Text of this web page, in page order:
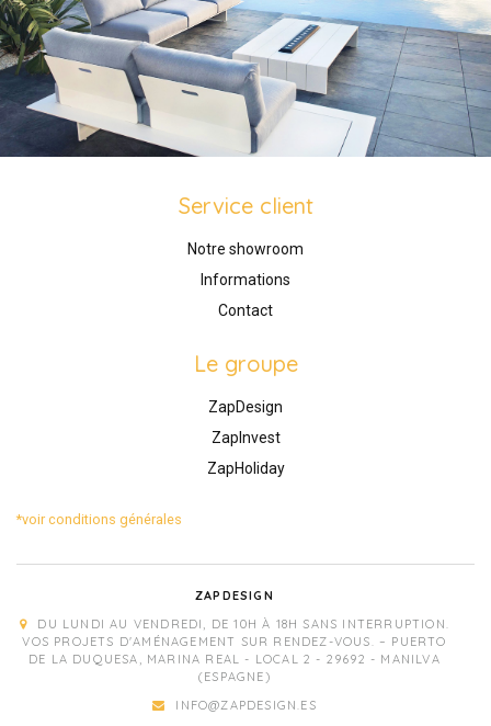
Service client
Notre showroom
Informations
Contact
Le groupe
ZapDesign
ZapInvest
ZapHoliday
*voir conditions générales
ZAPDESIGN
DU LUNDI AU VENDREDI, DE 10H À 18H SANS INTERRUPTION.
VOS PROJETS D'AMÉNAGEMENT SUR RENDEZ-VOUS. – PUERTO
DE LA DUQUESA, MARINA REAL - LOCAL 2 - 29692 - MANILVA
(ESPAGNE)
INFO@ZAPDESIGN.ES